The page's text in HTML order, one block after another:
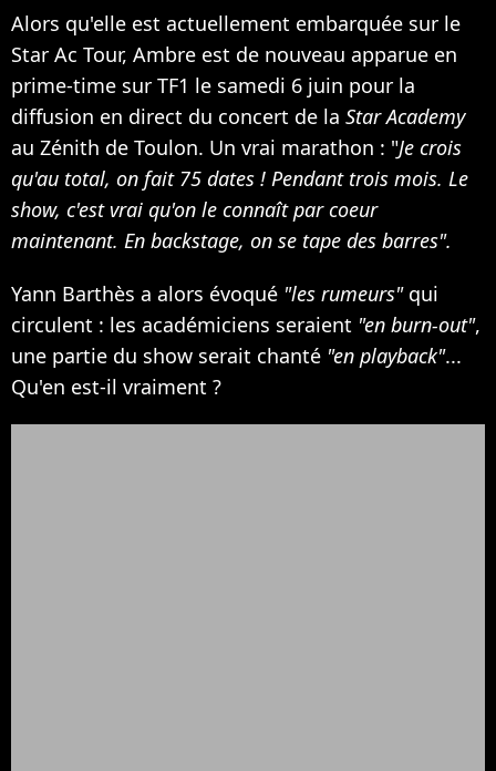
Alors qu'elle est actuellement embarquée sur le
Star Ac Tour, Ambre est de nouveau apparue en
prime-time sur TF1 le samedi 6 juin pour la
diffusion en direct du concert de la Star Academy
au Zénith de Toulon. Un vrai marathon : "Je crois
qu'au total, on fait 75 dates ! Pendant trois mois. Le
show, c'est vrai qu'on le connaît par coeur
maintenant. En backstage, on se tape des barres".
Yann Barthès a alors évoqué "les rumeurs" qui
circulent : les académiciens seraient "en burn-out",
une partie du show serait chanté "en playback"...
Qu'en est-il vraiment ?